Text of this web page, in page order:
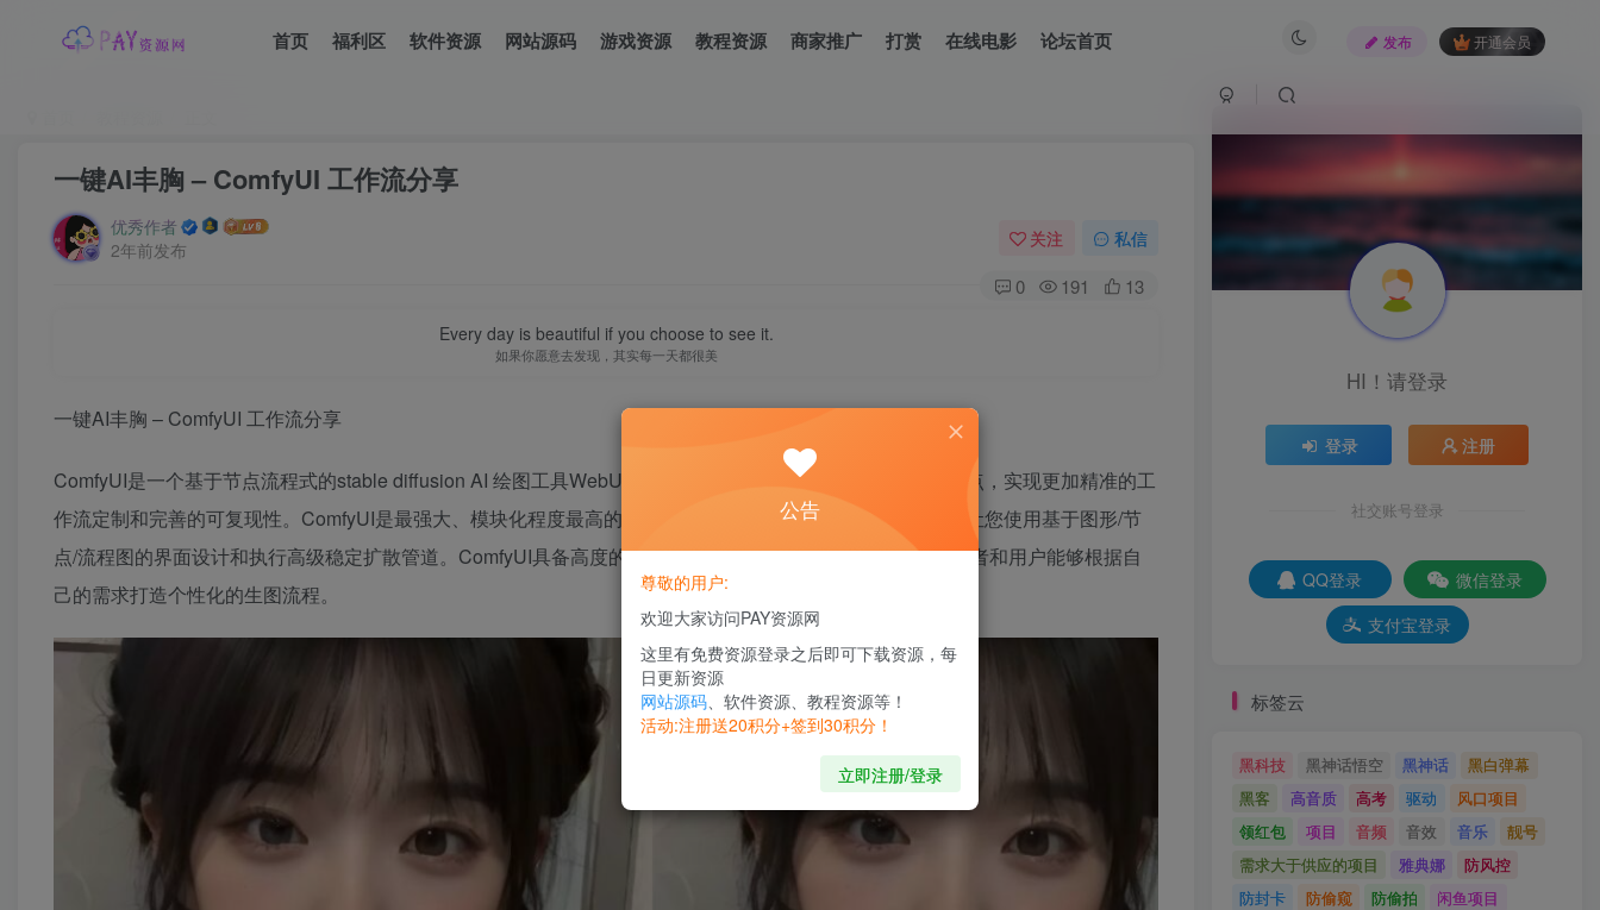
首页 福利区 软件资源 网站源码 游戏资源 教程资源 商家推广 打赏 在线电影 论坛首页 发布 开通会员
一键AI丰胸 – ComfyUI 工作流分享
优秀作者
2年前发布
关注 私信
0 191 13
Every day is beautiful if you choose to see it.
如果你愿意去发现，其实每一天都很美
一键AI丰胸 – ComfyUI 工作流分享
ComfyUI是一个基于节点流程式的stable diffusion AI 绘图工具WebUI，可以将stable diffusion的流程拆分成节点，实现更加精准的工
作流定制和完善的可复现性。ComfyUI是最强大、模块化程度最高的稳定扩散图形用户界面和后台。该界面可让您使用基于图形/节
点/流程图的界面设计和执行高级稳定扩散管道。ComfyUI具备高度的扩展性和应用可能性，真正做到了让开发者和用户能够根据自
己的需求打造个性化的生图流程。
HI！请登录
登录 注册
社交账号登录
QQ登录
微信登录
支付宝登录
标签云
黑科技 黑神话悟空 黑神话
黑白弹幕
黑客
高音质 高考 驱动
风口项目
领红包
项目 音频 音效 音乐
靓号
需求大于供应的项目
雅典娜
防风控
防封卡
防偷窥 防偷拍
闲鱼项目
公告
尊敬的用户:
欢迎大家访问PAY资源网
这里有免费资源登录之后即可下载资源，每
日更新资源
网站源码、软件资源、教程资源等！
活动:注册送20积分+签到30积分！
立即注册/登录